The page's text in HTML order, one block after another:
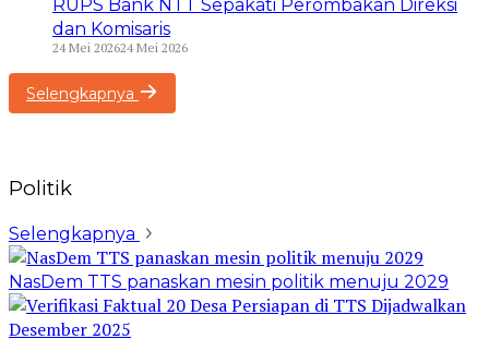
RUPS Bank NTT Sepakati Perombakan Direksi
dan Komisaris
24 Mei 202624 Mei 2026
Selengkapnya
Politik
Selengkapnya
NasDem TTS panaskan mesin politik menuju 2029